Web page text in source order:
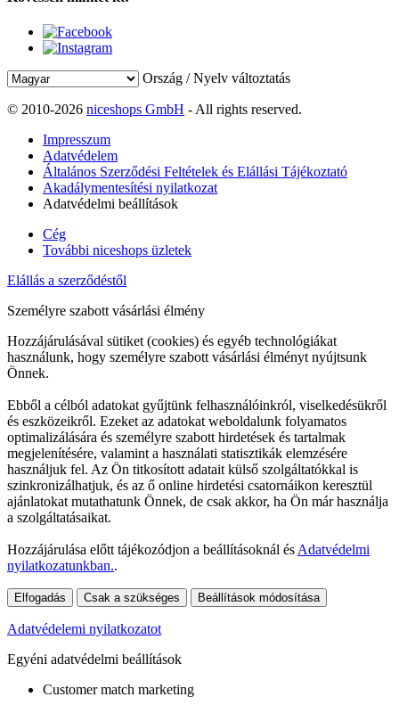
Ország / Nyelv változtatás
© 2010-2026 niceshops GmbH - All rights reserved.
Impresszum
Adatvédelem
Általános Szerződési Feltételek és Elállási Tájékoztató
Akadálymentesítési nyilatkozat
Adatvédelmi beállítások
Cég
További niceshops üzletek
Elállás a szerződéstől
Személyre szabott vásárlási élmény
Hozzájárulásával sütiket (cookies) és egyéb technológiákat
használunk, hogy személyre szabott vásárlási élményt nyújtsunk
Önnek.
Ebből a célból adatokat gyűjtünk felhasználóinkról, viselkedésükről
és eszközeikről. Ezeket az adatokat weboldalunk folyamatos
optimalizálására és személyre szabott hirdetések és tartalmak
megjelenítésére, valamint a használati statisztikák elemzésére
használjuk fel. Az Ön titkosított adatait külső szolgáltatókkal is
szinkronizálhatjuk, és az ő online hirdetési csatornáikon keresztül
ajánlatokat mutathatunk Önnek, de csak akkor, ha Ön már használja
a szolgáltatásaikat.
Hozzájárulása előtt tájékozódjon a beállításoknál ésAdatvédelmi
nyilatkozatunkban..
Elfogadás Csak a szükséges Beállítások módosítása
Adatvédelemi nyilatkozatot
Egyéni adatvédelmi beállítások
Customer match marketing